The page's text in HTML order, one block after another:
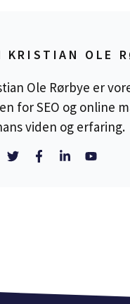
KRISTIAN OLE
Ole Rørbye er
for SEO og online
viden og erfaring.